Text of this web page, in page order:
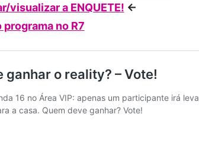
visualizar a ENQUETE! <-
no R7